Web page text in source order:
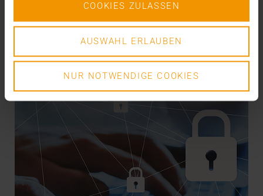
COOKIES ZULASSEN
AUSWAHL ERLAUBEN
NUR NOTWENDIGE COOKIES
VISUS HEALTH IT